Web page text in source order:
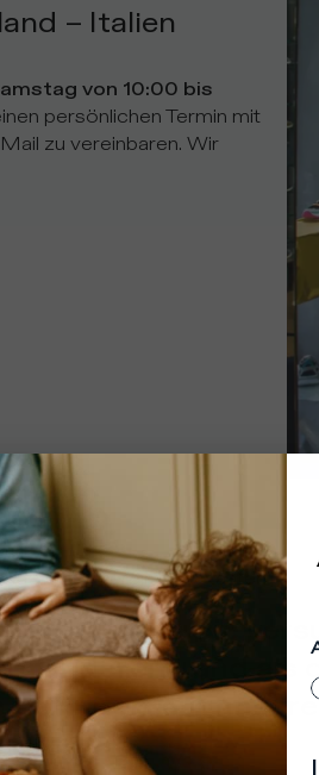
– Italien
von 10:00 bis
persönlichen Termin mit
zu vereinbaren. Wir
: Vereinigte Staaten
dass Sie
anderen Land als
befinden, auf